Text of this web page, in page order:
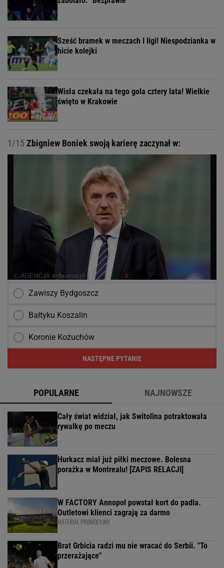
Sześć bramek w meczach I ligi! Niespodzianka w
hicie kolejki
Wisła czekała na tego gola cztery lata! Wielkie
święto w Krakowie
1/15 Zbigniew Boniek swoją karierę zaczynał w:
Zawiszy Bydgoszcz
Bałtyku Koszalin
Koronie Kożuchów
NASTĘPNE PYTANIE
POPULARNE NAJNOWSZE
Cały świat widział, jak Switolina potraktowała
rywalkę po meczu
Hurkacz miał już piłki meczowe. Bolesna
porażka w Montrealu! [ZAPIS RELACJI]
W FACTORY Annopol powstał kort do padla.
Outletowi klienci zagrają za darmo
MATERIAŁ PROMOCYJNY
Brat Grbicia radzi mu nie wracać do Serbii. "To
przerażające"